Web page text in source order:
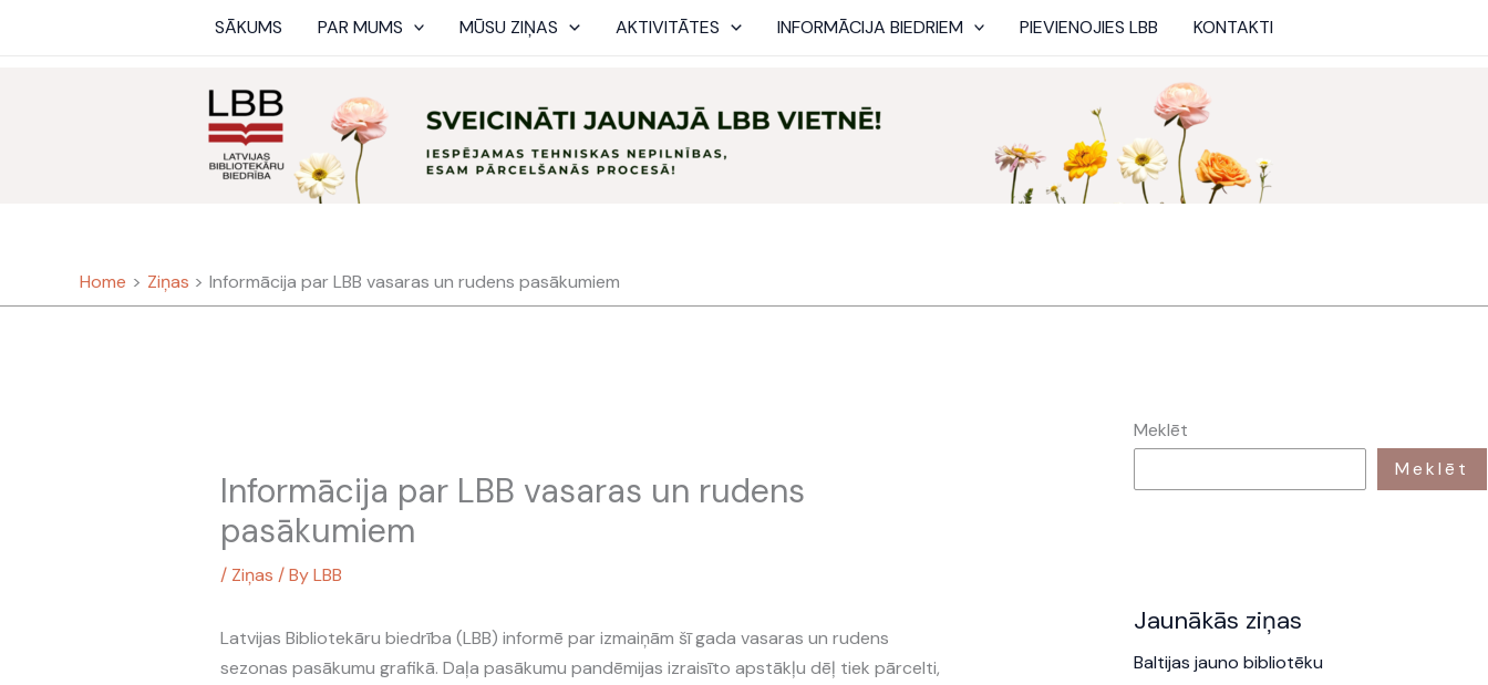
SĀKUMS PAR MUMS MŪSU ZIŅAS AKTIVITĀTES INFORMĀCIJA BIEDRIEM PIEVIENOJIES LBB KONTAKTI
Home Ziņas Informācija par LBB vasaras un rudens pasākumiem
Informācija par LBB vasaras un rudens
pasākumiem
/ Ziņas / ByLBB
Latvijas Bibliotekāru biedrība (LBB) informē par izmaiņām šī gada vasaras un rudens
sezonas pasākumu grafikā. Daļa pasākumu pandēmijas izraisīto apstākļu dēļ tiek pārcelti,
Meklēt
Meklēt
Jaunākās ziņas
Baltijas jauno bibliotēku